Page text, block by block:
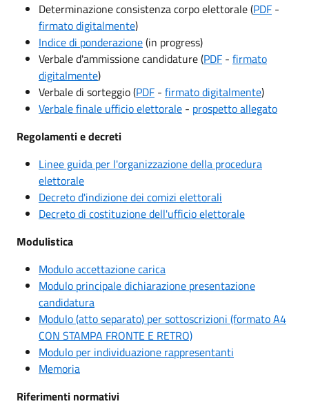
Determinazione consistenza corpo elettorale (PDF -
firmato digitalmente)
Indice di ponderazione(in progress)
Verbale d'ammissione candidature (PDF - firmato
digitalmente)
Verbale di sorteggio (PDF - firmato digitalmente)
Verbale finale ufficio elettorale - prospetto allegato
Regolamenti e decreti
Linee guida per l'organizzazione della procedura
elettorale
Decreto d'indizione dei comizi elettorali
Decreto di costituzione dell'ufficio elettorale
Modulistica
Modulo accettazione carica
Modulo principale dichiarazione presentazione
candidatura
Modulo (atto separato) per sottoscrizioni (formato A4
CON STAMPA FRONTE E RETRO)
Modulo per individuazione rappresentanti
Memoria
Riferimenti normativi